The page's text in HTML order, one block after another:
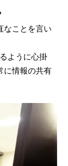
なことを言い
ように心掛
に情報の共有